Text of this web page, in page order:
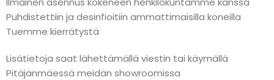
Puhdistettiin ja desinfioitiin ammattimaisilla koneilla
Tuemme kierrätystä
Lisätietoja saat lähettämällä viestin tai käymällä
Pitäjänmäessä meidän showroomissa